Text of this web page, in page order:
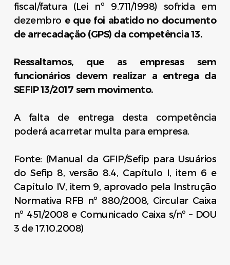
fiscal/fatura (Lei nº 9.711/1998) sofrida em
dezembro e que foi abatido no documento
de arrecadação (GPS) da competência 13.
Ressaltamos, que as empresas sem
funcionários devem realizar a entrega da
SEFIP 13/2017 sem movimento.
A falta de entrega desta competência
poderá acarretar multa para empresa.
Fonte: (Manual da GFIP/Sefip para Usuários
do Sefip 8, versão 8.4, Capítulo I, item 6 e
Capítulo IV, item 9, aprovado pela Instrução
Normativa RFB nº 880/2008, Circular Caixa
nº 451/2008 e Comunicado Caixa s/nº – DOU
3 de 17.10.2008)